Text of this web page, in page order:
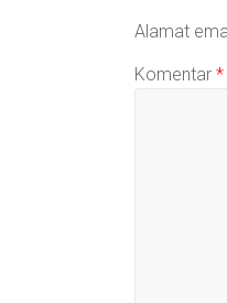
Alamat
Komentar *